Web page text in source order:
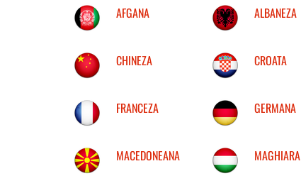
AFGANA ALBANEZA
CHINEZA CROATA
FRANCEZA GERMANA
MACEDONEANA MAGHIARA